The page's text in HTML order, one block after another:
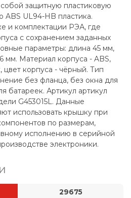
собой защитную пластиковую
ABS UL94-HB пластика.
и комплектации РЭА, где
с сохранением заданных
параметры: длина 45 мм,
мм. Материал корпуса - ABS,
цвет корпуса - чёрный. Тип
без фланца, без окна для
батареек. Артикул артикул
G453015L. Данные
использовать крышку при
по размерам,
исполнению в серийной
электроники.
29675